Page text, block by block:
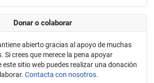
Donar o colaborar
abierto gracias al apoyo de muchas
Si crees que merece la pena apoyar
este sitio web puedes realizar una donación
Contacta con nosotros.